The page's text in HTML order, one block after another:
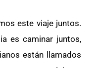
este viaje juntos.
es caminar juntos,
están llamados